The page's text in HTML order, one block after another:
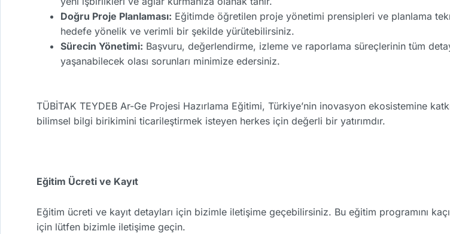
Doğru Proje Planlaması: Eğitimde öğretilen proje yönetimi prensipleri ve planlama
hedefe yönelik ve verimli bir şekilde yürütebilirsiniz.
Sürecin Yönetimi: Başvuru, değerlendirme, izleme ve raporlama süreçlerinin tüm
yaşanabilecek olası sorunları minimize edersiniz.
TÜBİTAK TEYDEB Ar-Ge Projesi Hazırlama Eğitimi, Türkiye’nin inovasyon ekosistemine
bilimsel bilgi birikimini ticarileştirmek isteyen herkes için değerli bir yatırımdır.
Eğitim Ücreti ve Kayıt
Eğitim ücreti ve kayıt detayları için bizimle iletişime geçebilirsiniz. Bu eğitim programını
için lütfen bizimle iletişime geçin.